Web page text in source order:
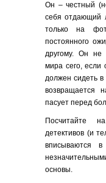
Он – честный
себя отдающий
только на
постоянного
другому. Он не
мира сего, если
должен сидеть
возвращается
пасует перед
Посчитайте
детективов (и
вписываются
основы.